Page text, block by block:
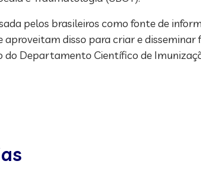
pelos brasileiros como fonte de
aproveitam disso para criar e
Departamento Científico de